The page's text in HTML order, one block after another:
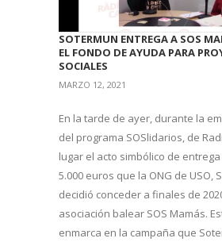
SOTERMUN ENTREGA A SOS
EL FONDO DE AYUDA PARA
SOCIALES
MARZO 12, 2021
En la tarde de ayer, durante la
del programa SOSlidarios, de
lugar el acto simbólico de
5.000 euros que la ONG de USO,
decidió conceder a finales de
asociación balear SOS Mamás.
enmarca en la campaña que